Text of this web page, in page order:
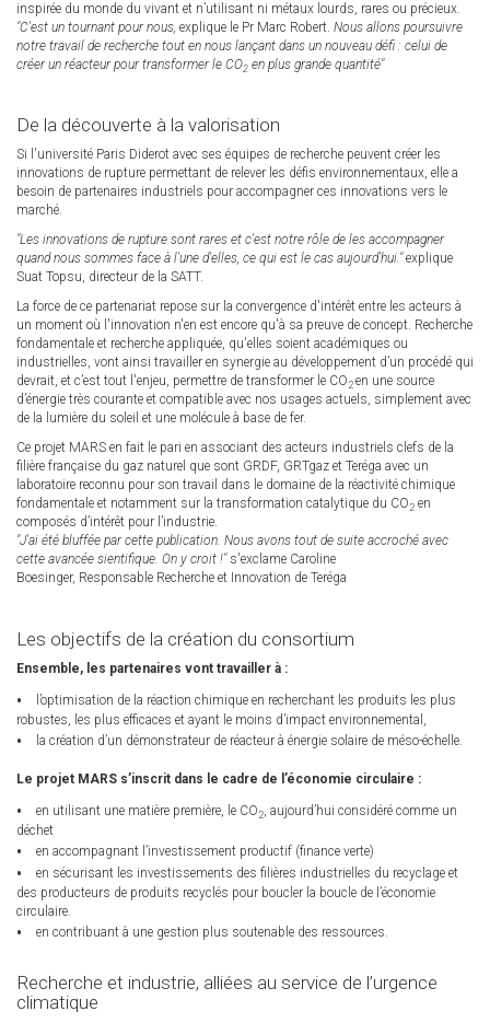
inspirée du monde du vivant et n’utilisant ni métaux lourds, rares ou précieux.
"C'est un tournant pour nous, explique le Pr Marc Robert. Nous allons poursuivre
notre travail de recherche tout en nous lançant dans un nouveau défi : celui de
créer un réacteur pour transformer le CO2 en plus grande quantité"
De la découverte à la valorisation
Si l'université Paris Diderot avec ses équipes de recherche peuvent créer les
innovations de rupture permettant de relever les défis environnementaux, elle a
besoin de partenaires industriels pour accompagner ces innovations vers le
marché.
"Les innovations de rupture sont rares et c'est notre rôle de les accompagner
quand nous sommes face à l'une d'elles, ce qui est le cas aujourd'hui."explique
Suat Topsu, directeur de la SATT.
La force de ce partenariat repose sur la convergence d'intérêt entre les acteurs à
un moment où l'innovation n'en est encore qu'à sa preuve de concept. Recherche
fondamentale et recherche appliquée, qu'elles soient académiques ou
industrielles, vont ainsi travailler en synergie au développement d’un procédé qui
devrait, et c’est tout l'enjeu, permettre de transformer le CO2 en une source
d’énergie très courante et compatible avec nos usages actuels, simplement avec
de la lumière du soleil et une molécule à base de fer.
Ce projet MARS en fait le pari en associant des acteurs industriels clefs de la
filière française du gaz naturel que sont GRDF, GRTgaz et Teréga avec un
laboratoire reconnu pour son travail dans le domaine de la réactivité chimique
fondamentale et notamment sur la transformation catalytique du CO2 en
composés d’intérêt pour l’industrie.
"J'ai été bluffée par cette publication. Nous avons tout de suite accroché avec
cette avancée sientifique. On y croit !" s'exclame Caroline
Boesinger, Responsable Recherche et Innovation de Teréga
Les objectifs de la création du consortium
Ensemble, les partenaires vont travailler à :
l’optimisation de la réaction chimique en recherchant les produits les plus
robustes, les plus efficaces et ayant le moins d’impact environnemental,
la création d’un démonstrateur de réacteur à énergie solaire de méso-échelle.
Le projet MARS s’inscrit dans le cadre de l’économie circulaire :
en utilisant une matière première, le CO2, aujourd’hui considéré comme un
déchet
en accompagnant l’investissement productif (finance verte)
en sécurisant les investissements des filières industrielles du recyclage et
des producteurs de produits recyclés pour boucler la boucle de l’économie
circulaire.
en contribuant à une gestion plus soutenable des ressources.
Recherche et industrie, alliées au service de l’urgence
climatique